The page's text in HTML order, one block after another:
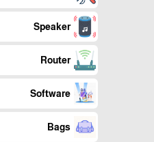
Speaker
Router
Software
Bags